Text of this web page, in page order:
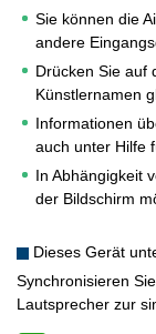
Sie können die
andere
Drücken Sie auf
Künstlernamen
Informationen
auch unter Hilfe
In Abhängigkeit
der Bildschirm
Dieses Gerät
Synchronisieren
Lautsprecher zur